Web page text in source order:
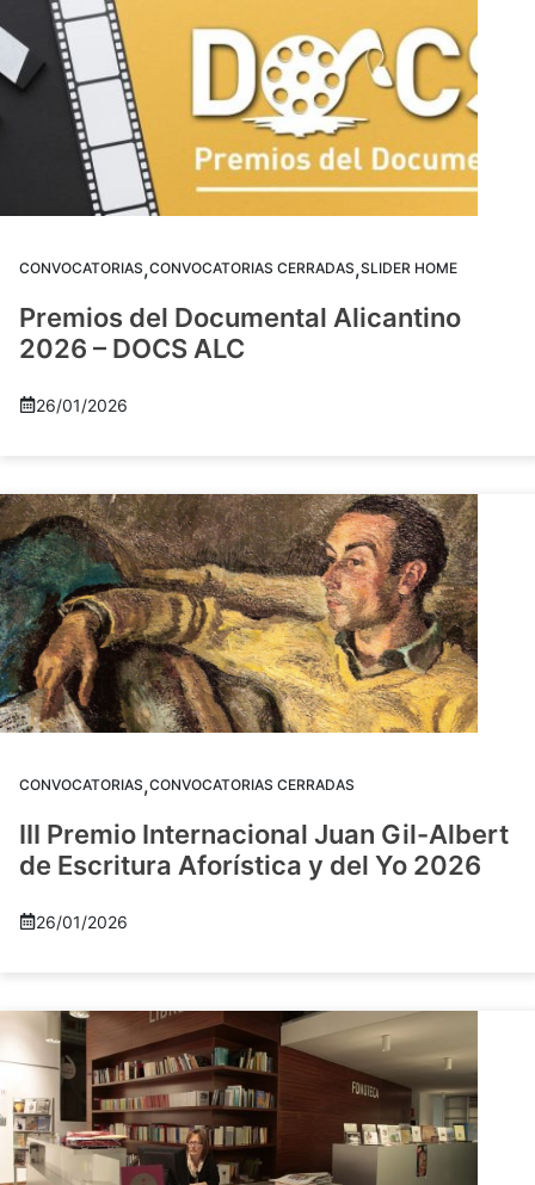
CONVOCATORIAS,CONVOCATORIAS CERRADAS,SLIDER HOME
Premios del Documental Alicantino
2026 – DOCS ALC
26/01/2026
CONVOCATORIAS,CONVOCATORIAS CERRADAS
III Premio Internacional Juan Gil-Albert
de Escritura Aforística y del Yo 2026
26/01/2026